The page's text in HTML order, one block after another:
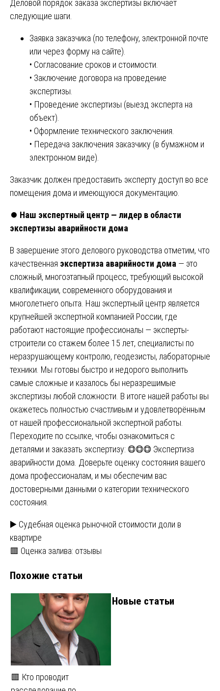
Деловой порядок заказа экспертизы включает
следующие шаги.
Заявка заказчика (по телефону, электронной почте
или через форму на сайте).
• Согласование сроков и стоимости.
• Заключение договора на проведение
экспертизы.
• Проведение экспертизы (выезд эксперта на
объект).
• Оформление технического заключения.
• Передача заключения заказчику (в бумажном и
электронном виде).
Заказчик должен предоставить эксперту доступ во все
помещения дома и имеющуюся документацию.
⏺️ Наш экспертный центр — лидер в области
экспертизы аварийности дома
В завершение этого делового руководства отметим, что
качественная экспертиза аварийности дома — это
сложный, многоэтапный процесс, требующий высокой
квалификации, современного оборудования и
многолетнего опыта. Наш экспертный центр является
крупнейшей экспертной компанией России, где
работают настоящие профессионалы — эксперты-
строители со стажем более 15 лет, специалисты по
неразрушающему контролю, геодезисты, лабораторные
техники. Мы готовы быстро и недорого выполнить
самые сложные и казалось бы неразрешимые
экспертизы любой сложности. В итоге нашей работы вы
окажетесь полностью счастливым и удовлетворённым
от нашей профессиональной экспертной работы.
Переходите по ссылке, чтобы ознакомиться с
деталями и заказать экспертизу: 🟗🟗🟗 Экспертиза
аварийности дома . Доверьте оценку состояния вашего
дома профессионалам, и мы обеспечим вас
достоверными данными о категории технического
состояния.
Навигация
по
▶️ Судебная оценка рыночной стоимости доли в
квартире
🟥 Оценка залива: отзывы
Похожие статьи
🟥 Кто проводит
Новые статьи